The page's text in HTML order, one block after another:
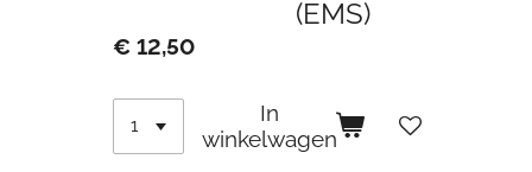
(EMS)
€ 12,50
In
winkelwagen